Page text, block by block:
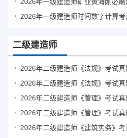
2026年一级建造师时间数字计算
二级建造师